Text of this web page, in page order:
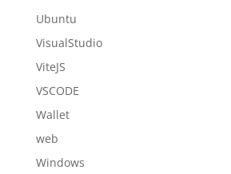
Ubuntu
VisualStudio
ViteJS
VSCODE
Wallet
web
Windows